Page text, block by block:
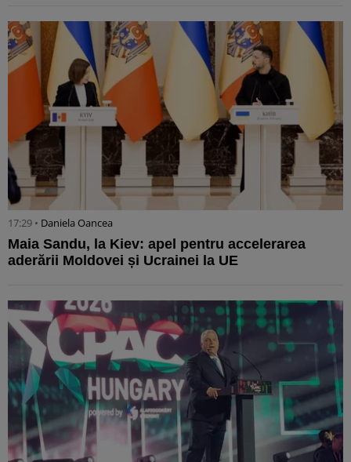
17:29 • Daniela Oancea
Maia Sandu, la Kiev: apel pentru accelerarea
aderării Moldovei și Ucrainei la UE